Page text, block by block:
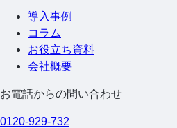
導入事例
コラム
お役立ち資料
会社概要
お電話からの問い合わせ
0120-929-732